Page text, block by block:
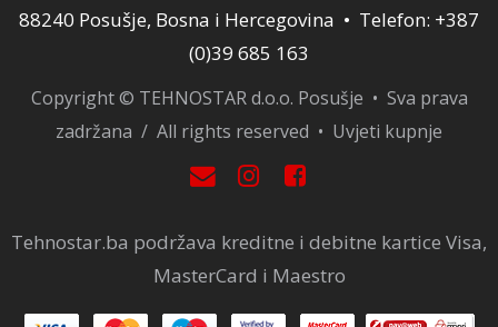
88240 Posušje, Bosna i Hercegovina • Telefon: +387
(0)39 685 163
Copyright © TEHNOSTAR d.o.o. Posušje • Sva prava
zadržana / All rights reserved • Uvjeti kupnje
Tehnostar.ba podržava kreditne i debitne kartice Visa,
MasterCard i Maestro